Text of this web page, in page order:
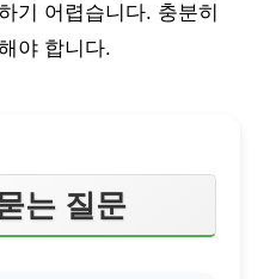
기 어렵습니다. 충분히
야 합니다.
는 질문